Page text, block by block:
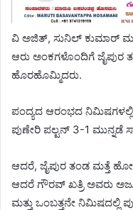
ವಿ ಅಜಿತ್, ಸುನಿಲ್ ಕುಮಾರ್
ಆರು ಅಂಕಗಳೊಂದಿಗೆ ಜೈಪುರ
ಹೊರಹೊಮ್ಮಿದರು.
ಪಂದ್ಯದ ಆರಂಭದ
ಪುಣೇರಿ ಪಲ್ಟನ್ 3-1 ಮುನ್ನಡೆ
ಆದರೆ, ಜೈಪುರ ತಂಡ ಮತ್ತೆ
ಆದರೆ ಗೌರವ್ ಖತ್ರಿ ಅವರು
ಮತ್ತು ಒಂಬತ್ತನೇ ನಿಮಿಷದಲ್ಲಿ